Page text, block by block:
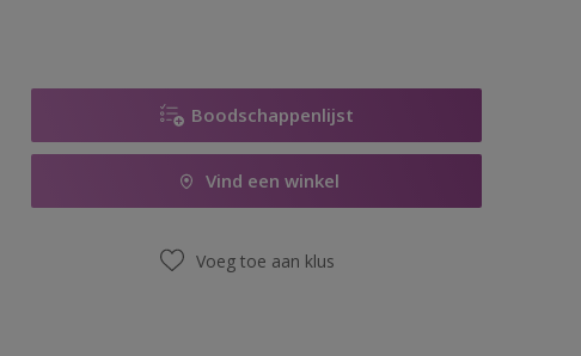
Boodschappenlijst
Vind een winkel
Voeg toe aan klus